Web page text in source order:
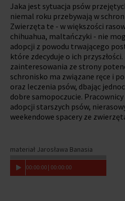
Jaka jest sytuacja psów
niemal roku przebywają w
Zwierzęta te - w większości
chihuahua, maltańczyki - nie
adopcji z powodu trwającego
które zdecyduje o ich
zainteresowania ze strony
schronisko ma związane ręce i
oraz leczenia psów, dbając
dobre samopoczucie.
adopcji starszych psów,
weekendowe spacery ze
materiał Jarosława Banasia
00:00:00 | 00:00:00